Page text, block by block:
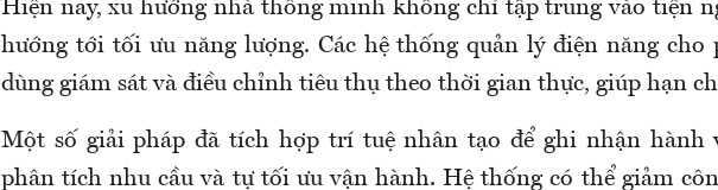
Hiện nay, xu hướng nhà thông minh không chỉ tập trung vào tiện
hướng tới tối ưu năng lượng. Các hệ thống quản lý điện năng cho
dùng giám sát và điều chỉnh tiêu thụ theo thời gian thực, giúp hạn
Một số giải pháp đã tích hợp trí tuệ nhân tạo để ghi nhận hành
phân tích nhu cầu và tự tối ưu vận hành. Hệ thống có thể giảm